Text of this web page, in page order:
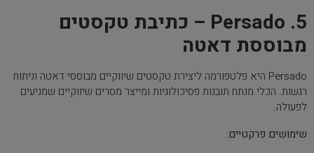
5. Persado – כתיבת טקסטים
מבוססת דאטה
Persado היא פלטפורמה ליצירת טקסטים שיווקיים מבוססי דאטה וניתוח
רגשות. הכלי מנתח תובנות פסיכולוגיות ומייצר מסרים שיווקיים שמניעים
לפעולה.
שימושים פרקטיים: